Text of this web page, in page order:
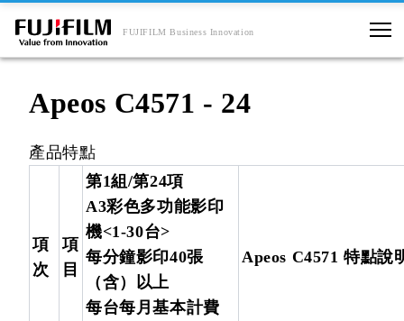
FUJIFILM Business Innovation
Apeos C4571 - 24
產品特點
項
次
項
目
第1組/第24項
A3彩色多功能影印
機<1-30台>
每分鐘影印40張
（含）以上
每台每月基本計費
Apeos C4571 特點說